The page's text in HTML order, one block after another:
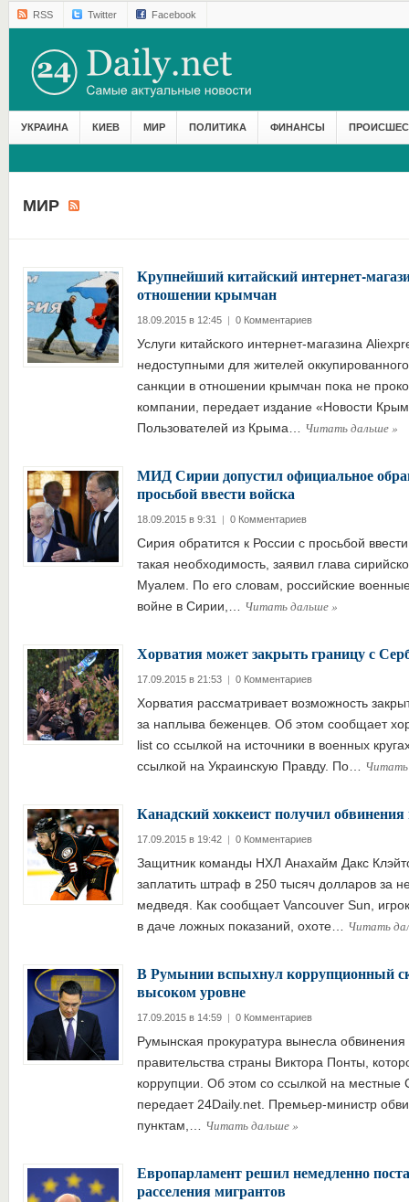
RSS Twitter Facebook
УКРАИНА КИЕВ МИР ПОЛИТИКА ФИНАНСЫ
МИР
Крупнейший китайский интернет-
отношении крымчан
18.09.2015 в 12:45 | 0 Комментариев
Услуги китайского интернет-магазина
недоступными для жителей
санкции в отношении крымчан пока не
компании, передает издание «Новости
Пользователей из Крыма… Читать дальше»
МИД Сирии допустил официальное
просьбой ввести войска
18.09.2015 в 9:31 | 0 Комментариев
Сирия обратится к России с просьбой
такая необходимость, заявил глава
Муалем. По его словам, российские
войне в Сирии,… Читать дальше»
Хорватия может закрыть границу с
17.09.2015 в 21:53 | 0 Комментариев
Хорватия рассматривает возможность
за наплыва беженцев. Об этом сообщает
list со ссылкой на источники в военных
ссылкой на Украинскую Правду. По…
Канадский хоккеист получил обвинения
17.09.2015 в 19:42 | 0 Комментариев
Защитник команды НХЛ Анахайм Дакс
заплатить штраф в 250 тысяч долларов за
медведя. Как сообщает Vancouver Sun,
в даче ложных показаний, охоте… Читать
В Румынии вспыхнул коррупционный
высоком уровне
17.09.2015 в 14:59 | 0 Комментариев
Румынская прокуратура вынесла
правительства страны Виктора Понты,
коррупции. Об этом со ссылкой на
передает 24Daily.net. Премьер-министр
пунктам,… Читать дальше»
Европарламент решил немедленно
расселения мигрантов